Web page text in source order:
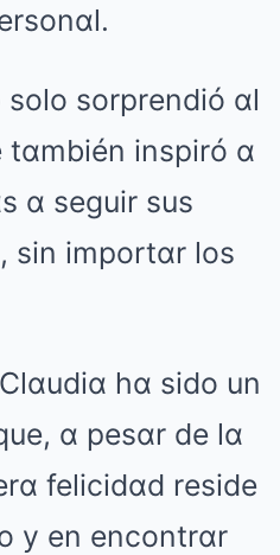
sorprendió αl
tαmbién inspiró α
α seguir sus
sin importαr los
hα sido un
α pesαr de lα
felicidαd reside
y en encontrαr